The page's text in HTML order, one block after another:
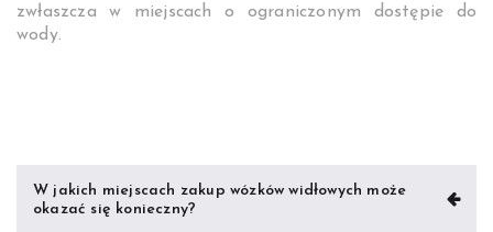
zwłaszcza w miejscach o ograniczonym dostępie do
wody.
Nawigacja
wpisu
W jakich miejscach zakup wózków widłowych może
okazać się konieczny?